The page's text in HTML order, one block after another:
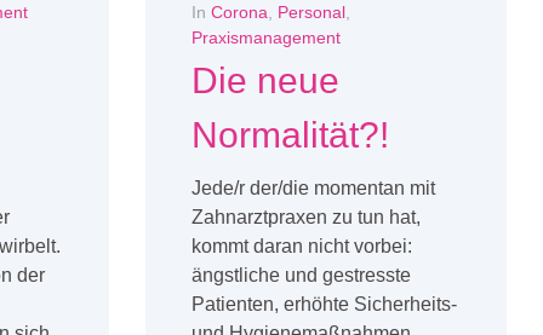
der
In Corona Personal,
Praxismanagement
Die neue
Normalität?!
Jede/r der/die momentan mit
Zahnarztpraxen zu tun hat,
kommt daran nicht vorbei:
ängstliche und gestresste
Patienten, erhöhte Sicherheits-